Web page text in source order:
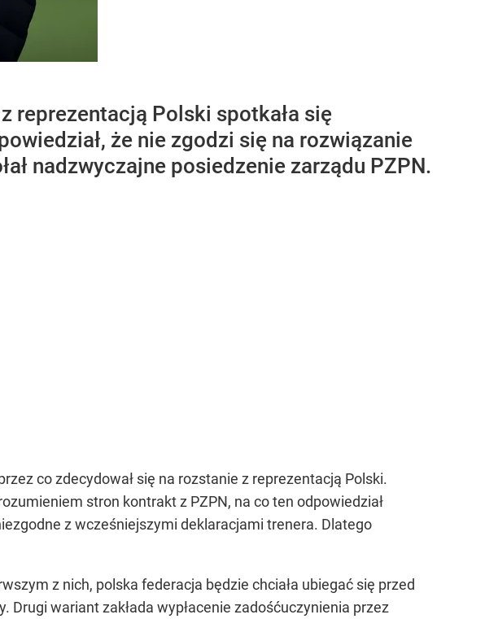
reprezentacją Polski spotkała się
że nie zgodzi się na rozwiązanie
nadzwyczajne posiedzenie zarządu PZPN.
co zdecydował się na rozstanie z reprezentacją Polski.
stron kontrakt z PZPN, na co ten odpowiedział
z wcześniejszymi deklaracjami trenera. Dlatego
z nich, polska federacja będzie chciała ubiegać się przed
wariant zakłada wypłacenie zadośćuczynienia przez